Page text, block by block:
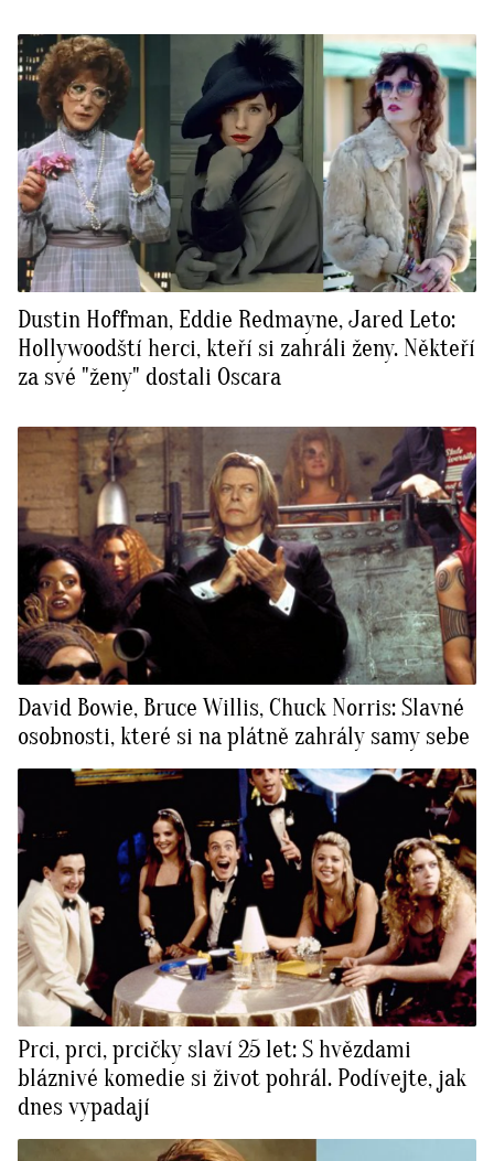
Dustin Hoffman, Eddie Redmayne, Jared Leto:
Hollywoodští herci, kteří si zahráli ženy. Někteří
za své "ženy" dostali Oscara
David Bowie, Bruce Willis, Chuck Norris: Slavné
osobnosti, které si na plátně zahrály samy sebe
Prci, prci, prcičky slaví 25 let: S hvězdami
bláznivé komedie si život pohrál. Podívejte, jak
dnes vypadají